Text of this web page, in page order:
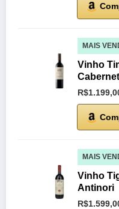
MAIS
Vinho
MAIS
Vinho
Antinori